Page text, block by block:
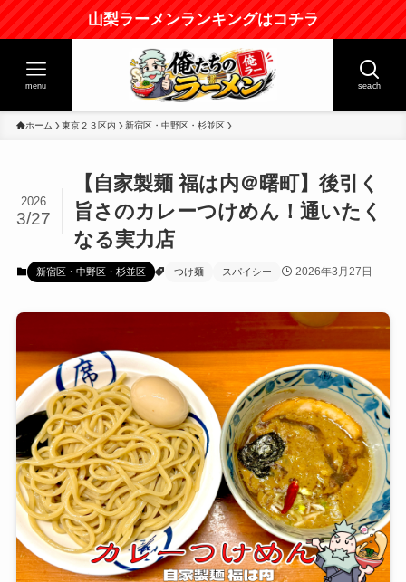
山梨ラーメンランキングはコチラ
seach
menu
ホーム 東京２３区内 新宿区・中野区・杉並区
【自家製麺 福は内＠曙町】後引く
旨さのカレーつけめん！通いたく
なる実力店
2026
3/27
新宿区・中野区・杉並区 つけ麺 スパイシー 2026年3月27日